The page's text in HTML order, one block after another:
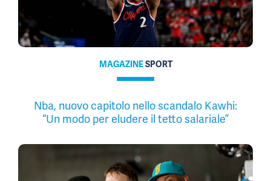
MAGAZINESPORT
Nba, nuovo capitolo nello scandalo Kawhi:
“Un modo per eludere il tetto salariale”